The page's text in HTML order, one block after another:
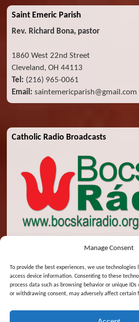
Manage Consent
To provide the best experiences, we use
access device information. Consenting to these
process data such as browsing behavior or unique
or withdrawing consent, may adversely affect certain
Saint Emeric Parish
Rev. Richard Bona, pastor
1860 West 22nd Street
Cleveland, OH 44113
Tel: (216) 965-0061
Email: saintemericparish@gmail.com
Catholic Radio Broadcasts
© 2026 St. Emeric Church. All Rights Reserved.
Designed and Maintained by Zsolt Molnar